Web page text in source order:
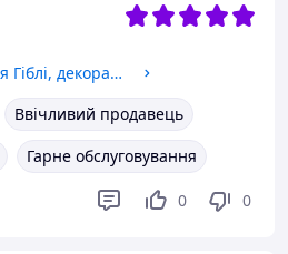
Комплект значків Студія Гіблі, декоративні значки на рюкзак, набір значків 12 шт Ø 58мм
Ввічливий продавець
Гарне обслуговування
0 0